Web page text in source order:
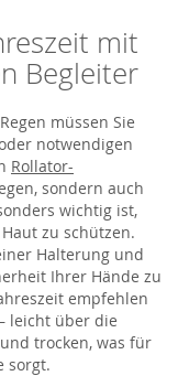
mit
Begleiter
müssen Sie
notwendigen
Rollator-
sondern auch
wichtig ist,
zu schützen.
Halterung und
Ihrer Hände zu
empfehlen
leicht über die
trocken, was für
sorgt.